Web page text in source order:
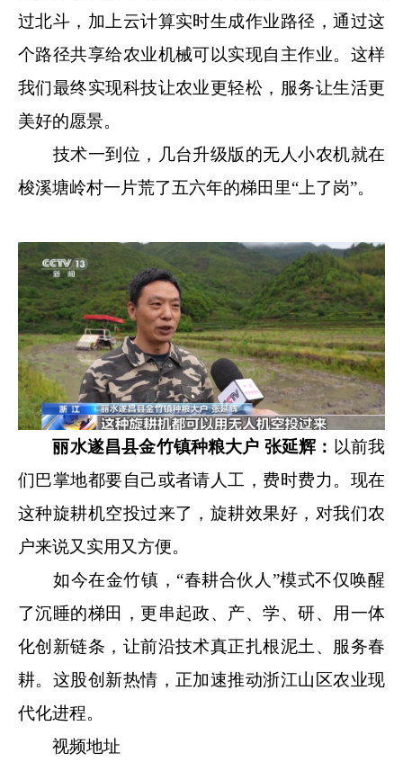
过北斗，加上云计算实时生成作业路径，通过这
个路径共享给农业机械可以实现自主作业。这样
我们最终实现科技让农业更轻松，服务让生活更
美好的愿景。
技术一到位，几台升级版的无人小农机就在
梭溪塘岭村一片荒了五六年的梯田里“上了岗”。
丽水遂昌县金竹镇种粮大户 张延辉： 以前我
们巴掌地都要自己或者请人工，费时费力。现在
这种旋耕机空投过来了，旋耕效果好，对我们农
户来说又实用又方便。
如今在金竹镇，“春耕合伙人”模式不仅唤醒
了沉睡的梯田，更串起政、产、学、研、用一体
化创新链条，让前沿技术真正扎根泥土、服务春
耕。这股创新热情，正加速推动浙江山区农业现
代化进程。
视频地址